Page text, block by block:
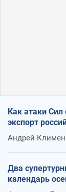
Как атаки
экспорт
Андрей
Два
календарь